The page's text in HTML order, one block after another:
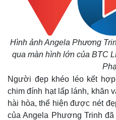
Thế giới
Cuộc sống đó đây
Hồ sơ
Hình ảnh Angela Phương
qua màn hình lớn của BTC
Người đẹp khéo léo kết
chim đính hạt lấp lánh, khăn
hài hòa, thể hiện được nét
của Angela Phương Trinh